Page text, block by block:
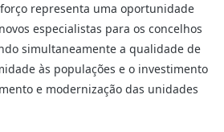
representa uma oportunidade
especialistas para os concelhos
simultaneamente a qualidade de
às populações e o investimento
e modernização das unidades